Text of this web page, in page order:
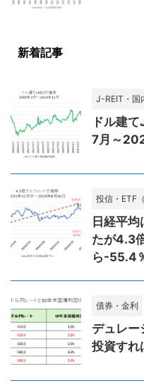
新着記事
J-REIT・国
ドル建
7月～
投信・ETF
日経平
たが4.3
ら-55.4
債券・金利
デュレー
投資すれ